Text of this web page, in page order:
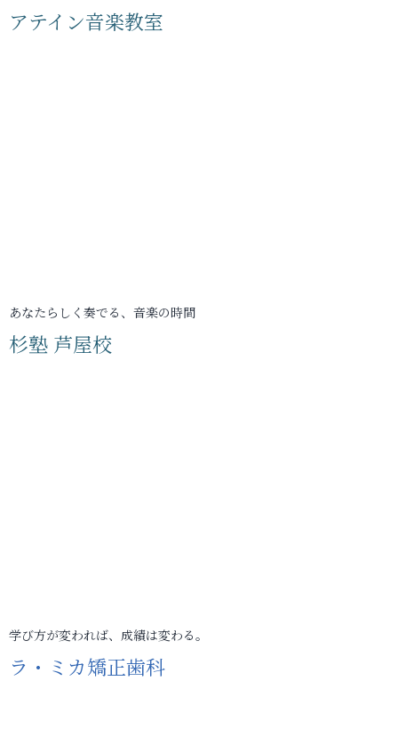
アテイン音楽教室
あなたらしく奏でる、音楽の時間
杉塾 芦屋校
学び方が変われば、成績は変わる。
ラ・ミカ矯正歯科